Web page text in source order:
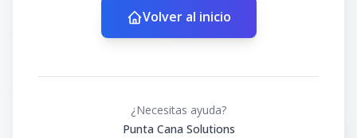
Volver al inicio
¿Necesitas ayuda?
Punta Cana Solutions